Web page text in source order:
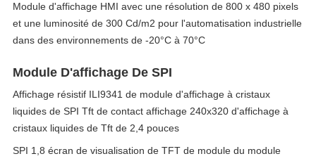
Module d'affichage HMI avec une résolution de 800 x 480 pixels
et une luminosité de 300 Cd/m2 pour l'automatisation industrielle
dans des environnements de -20°C à 70°C
Module D'affichage De SPI
Affichage résistif ILI9341 de module d'affichage à cristaux
liquides de SPI Tft de contact affichage 240x320 d'affichage à
cristaux liquides de Tft de 2,4 pouces
SPI 1,8 écran de visualisation de TFT de module du module